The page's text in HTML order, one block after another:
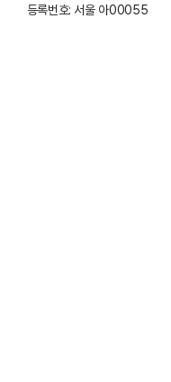
등록번호: 서울 아00055